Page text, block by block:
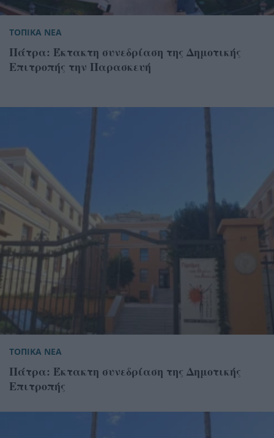
ΤΟΠΙΚΑ ΝΕΑ
Πάτρα: Έκτακτη συνεδρίαση της Δημοτικής
Επιτροπής την Παρασκευή
ΤΟΠΙΚΑ ΝΕΑ
Πάτρα: Έκτακτη συνεδρίαση της Δημοτικής
Επιτροπής